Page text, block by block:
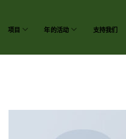
项目 年的活动 支持我们